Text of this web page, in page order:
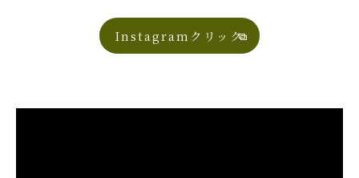
Instagramクリック